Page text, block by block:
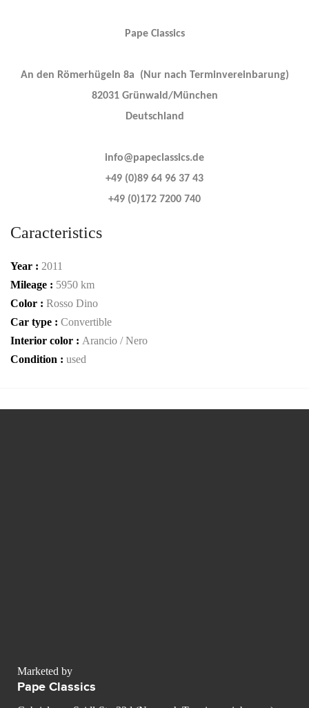
Pape Classics
An den Römerhügeln 8a (Nur nach Terminvereinbarung)
82031 Grünwald/München
Deutschland
info@papeclassics.de
+49 (0)89 64 96 37 43
+49 (0)172 7200 740
Caracteristics
Year : 2011
Mileage : 5950 km
Color : Rosso Dino
Car type : Convertible
Interior color : Arancio / Nero
Condition : used
Marketed by
Pape Classics